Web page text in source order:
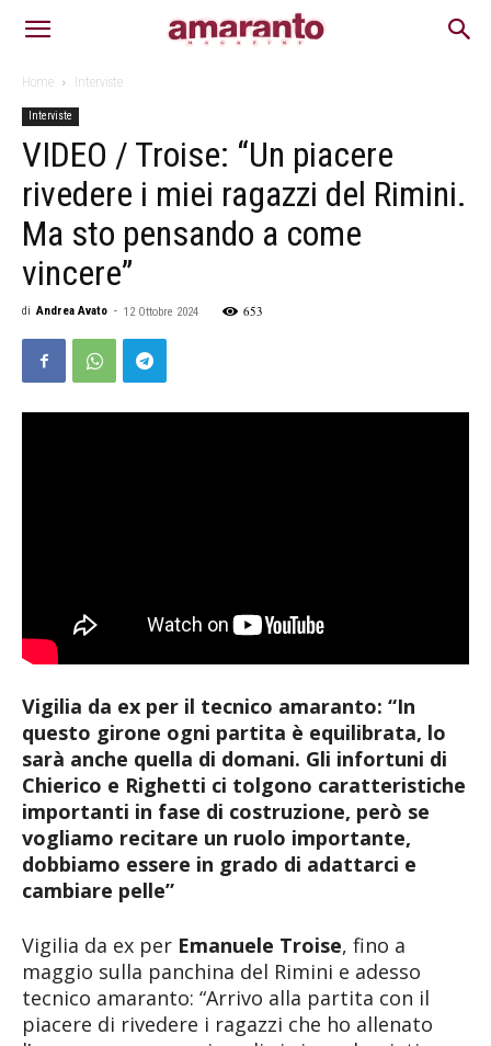
Home Interviste
Interviste
VIDEO / Troise: “Un piacere
rivedere i miei ragazzi del Rimini.
Ma sto pensando a come
vincere”
di Andrea Avato - 12 Ottobre 2024 653
Vigilia da ex per il tecnico amaranto: “In
questo girone ogni partita è equilibrata, lo
sarà anche quella di domani. Gli infortuni di
Chierico e Righetti ci tolgono caratteristiche
importanti in fase di costruzione, però se
vogliamo recitare un ruolo importante,
dobbiamo essere in grado di adattarci e
cambiare pelle”
Vigilia da ex per Emanuele Troise, fino a
maggio sulla panchina del Rimini e adesso
tecnico amaranto: “Arrivo alla partita con il
piacere di rivedere i ragazzi che ho allenato